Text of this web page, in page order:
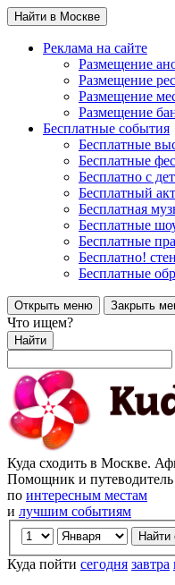
Найти в Москве
Реклама на сайте
Размещение
Размещение
Размещение
Размещение
Бесплатные события
Бесплатные
Бесплатные
Бесплатно с
Бесплатный
Бесплатная
Бесплатные
Бесплатные
Бесплатно!
Бесплатные
Открыть меню Закрыть
Что ищем?
Найти
Куда сходить в Москве.
Помощник и путеводитель
по интересным местам
и лучшим событиям
Куда пойти сегодня завтра